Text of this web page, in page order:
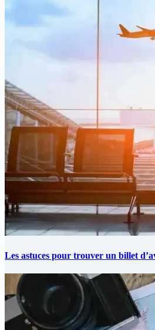
Les astuces pour trouver un billet